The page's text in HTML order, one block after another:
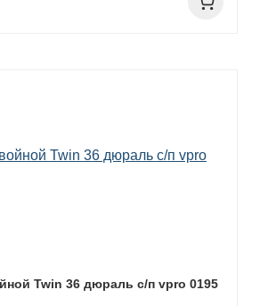
Twin 36 дюраль с/п vpro 0195